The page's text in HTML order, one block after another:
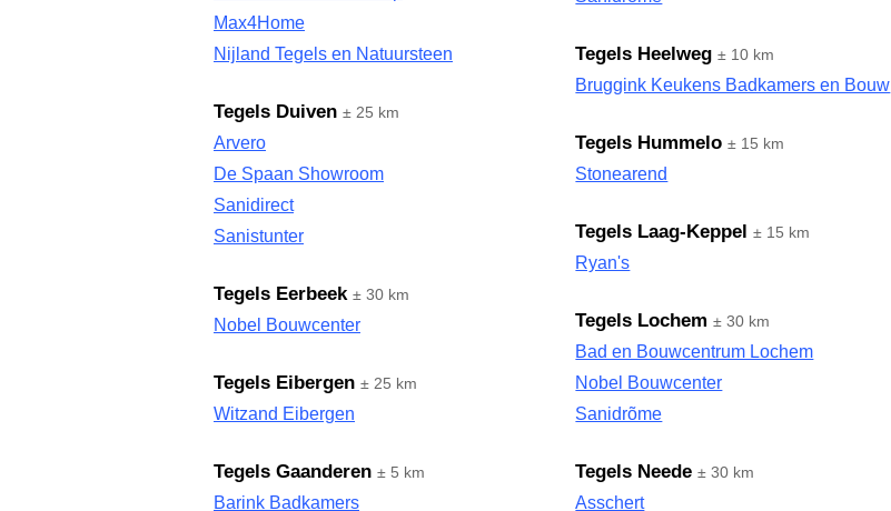
Max4Home
Nijland Tegels en Natuursteen
Tegels Duiven ± 25 km
Arvero
De Spaan Showroom
Sanidirect
Sanistunter
Tegels Eerbeek ± 30 km
Nobel Bouwcenter
Tegels Eibergen ± 25 km
Witzand Eibergen
Tegels Gaanderen ± 5 km
Barink Badkamers
Tegels Heelweg ± 10 km
Bruggink Keukens Badkamers en Bouw
Tegels Hummelo ± 15 km
Stonearend
Tegels Laag-Keppel ± 15 km
Ryan's
Tegels Lochem ± 30 km
Bad en Bouwcentrum Lochem
Nobel Bouwcenter
Sanidrõme
Tegels Neede ± 30 km
Asschert